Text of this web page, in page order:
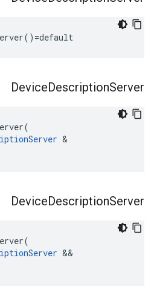
DeviceDescriptionServer
(
&
DeviceDescriptionServer
(
&&